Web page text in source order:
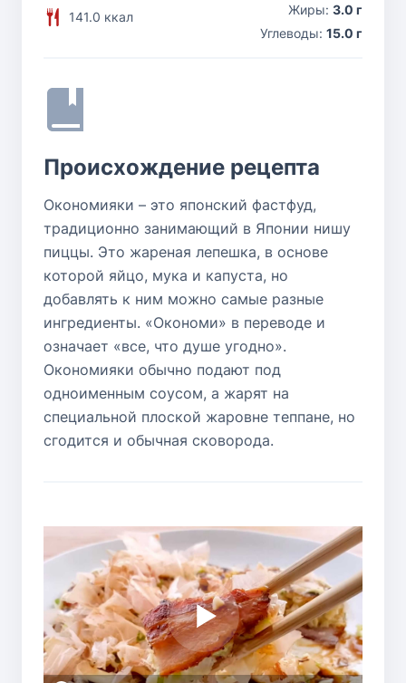
141.0 ккал
Жиры: 3.0 г
Углеводы: 15.0 г
Происхождение рецепта
Окономияки – это японский фастфуд,
традиционно занимающий в Японии нишу
пиццы. Это жареная лепешка, в основе
которой яйцо, мука и капуста, но
добавлять к ним можно самые разные
ингредиенты. «Окономи» в переводе и
означает «все, что душе угодно».
Окономияки обычно подают под
одноименным соусом, а жарят на
специальной плоской жаровне теппане, но
сгодится и обычная сковорода.